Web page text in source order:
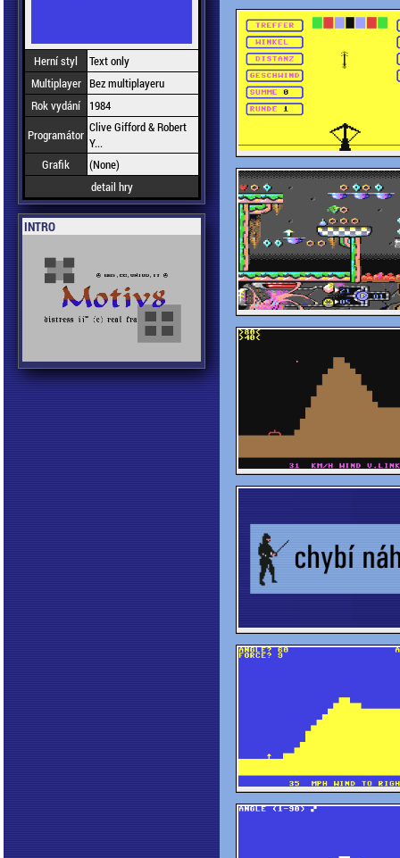
Herní styl
Text only
Multiplayer Bez multiplayeru
Rok vydání
1984
Programátor Clive Gifford & Robert
Y...
Grafik
(None)
detail hry
INTRO